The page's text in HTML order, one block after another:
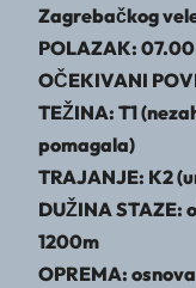
Zagrebačkog
POLAZAK:
OČEKIVANI
TEŽINA: T1
pomagala)
TRAJANJE: K2
DUŽINA STAZE:
1200m
OPREMA: